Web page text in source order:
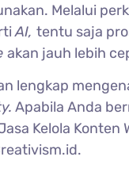
Melalui
AI,tentu saja
akan jauh lebih
lengkap
Apabila Anda
Kelola Konten